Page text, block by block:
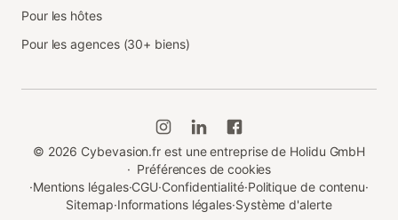
Pour les hôtes
Pour les agences (30+ biens)
© 2026 Cybevasion.fr est une entreprise de Holidu GmbH
· Préférences de cookies
·Mentions légales·CGU·Confidentialité·Politique de contenu·
Sitemap·Informations légales·Système d'alerte